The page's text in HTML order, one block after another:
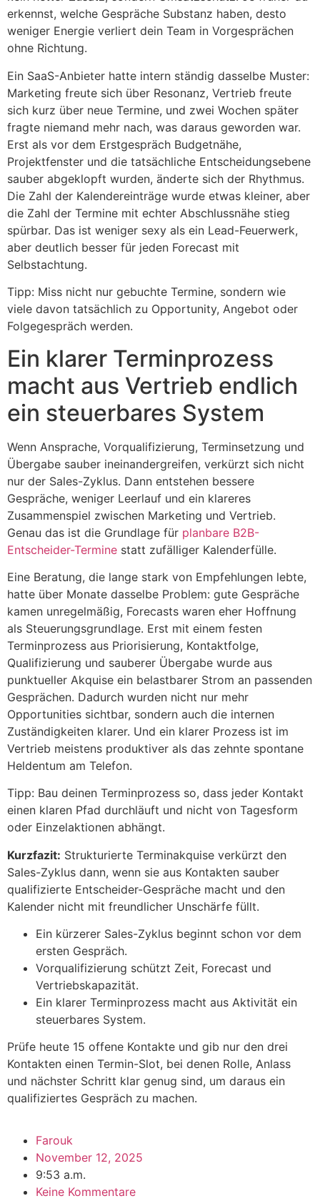
erkennst, welche Gespräche Substanz haben, desto
weniger Energie verliert dein Team in Vorgesprächen
ohne Richtung.
Ein SaaS-Anbieter hatte intern ständig dasselbe Muster:
Marketing freute sich über Resonanz, Vertrieb freute
sich kurz über neue Termine, und zwei Wochen später
fragte niemand mehr nach, was daraus geworden war.
Erst als vor dem Erstgespräch Budgetnähe,
Projektfenster und die tatsächliche Entscheidungsebene
sauber abgeklopft wurden, änderte sich der Rhythmus.
Die Zahl der Kalendereinträge wurde etwas kleiner, aber
die Zahl der Termine mit echter Abschlussnähe stieg
spürbar. Das ist weniger sexy als ein Lead-Feuerwerk,
aber deutlich besser für jeden Forecast mit
Selbstachtung.
Tipp: Miss nicht nur gebuchte Termine, sondern wie
viele davon tatsächlich zu Opportunity, Angebot oder
Folgegespräch werden.
Ein klarer Terminprozess
macht aus Vertrieb endlich
ein steuerbares System
Wenn Ansprache, Vorqualifizierung, Terminsetzung und
Übergabe sauber ineinandergreifen, verkürzt sich nicht
nur der Sales-Zyklus. Dann entstehen bessere
Gespräche, weniger Leerlauf und ein klareres
Zusammenspiel zwischen Marketing und Vertrieb.
Genau das ist die Grundlage für planbare B2B-
Entscheider-Termine statt zufälliger Kalenderfülle.
Eine Beratung, die lange stark von Empfehlungen lebte,
hatte über Monate dasselbe Problem: gute Gespräche
kamen unregelmäßig, Forecasts waren eher Hoffnung
als Steuerungsgrundlage. Erst mit einem festen
Terminprozess aus Priorisierung, Kontaktfolge,
Qualifizierung und sauberer Übergabe wurde aus
punktueller Akquise ein belastbarer Strom an passenden
Gesprächen. Dadurch wurden nicht nur mehr
Opportunities sichtbar, sondern auch die internen
Zuständigkeiten klarer. Und ein klarer Prozess ist im
Vertrieb meistens produktiver als das zehnte spontane
Heldentum am Telefon.
Tipp: Bau deinen Terminprozess so, dass jeder Kontakt
einen klaren Pfad durchläuft und nicht von Tagesform
oder Einzelaktionen abhängt.
Kurzfazit: Strukturierte Terminakquise verkürzt den
Sales-Zyklus dann, wenn sie aus Kontakten sauber
qualifizierte Entscheider-Gespräche macht und den
Kalender nicht mit freundlicher Unschärfe füllt.
Ein kürzerer Sales-Zyklus beginnt schon vor dem
ersten Gespräch.
Vorqualifizierung schützt Zeit, Forecast und
Vertriebskapazität.
Ein klarer Terminprozess macht aus Aktivität ein
steuerbares System.
Prüfe heute 15 offene Kontakte und gib nur den drei
Kontakten einen Termin-Slot, bei denen Rolle, Anlass
und nächster Schritt klar genug sind, um daraus ein
qualifiziertes Gespräch zu machen.
Farouk
November 12, 2025
9:53 a.m.
Keine Kommentare